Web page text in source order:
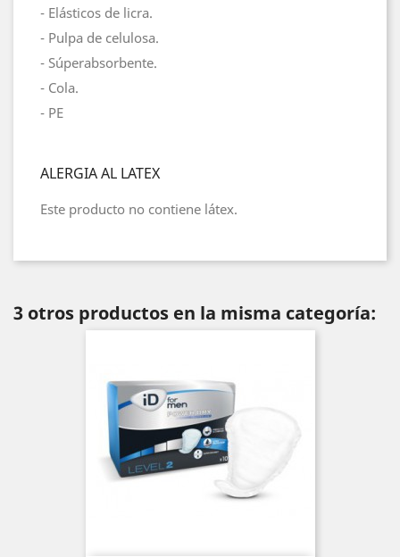
- Elásticos de licra.
- Pulpa de celulosa.
- Súperabsorbente.
- Cola.
- PE
ALERGIA AL LATEX
Este producto no contiene látex.
3 otros productos en la misma categoría: